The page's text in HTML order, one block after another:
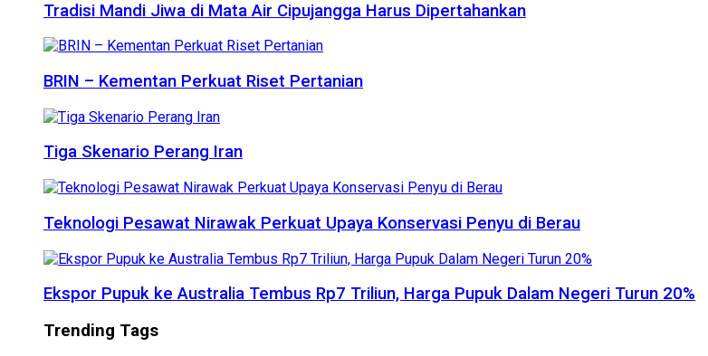
Tradisi Mandi Jiwa di Mata Air Cipujangga Harus Dipertahankan
BRIN – Kementan Perkuat Riset Pertanian
Tiga Skenario Perang Iran
Teknologi Pesawat Nirawak Perkuat Upaya Konservasi Penyu di Berau
Ekspor Pupuk ke Australia Tembus Rp7 Triliun, Harga Pupuk Dalam Negeri Turun 20%
Trending Tags